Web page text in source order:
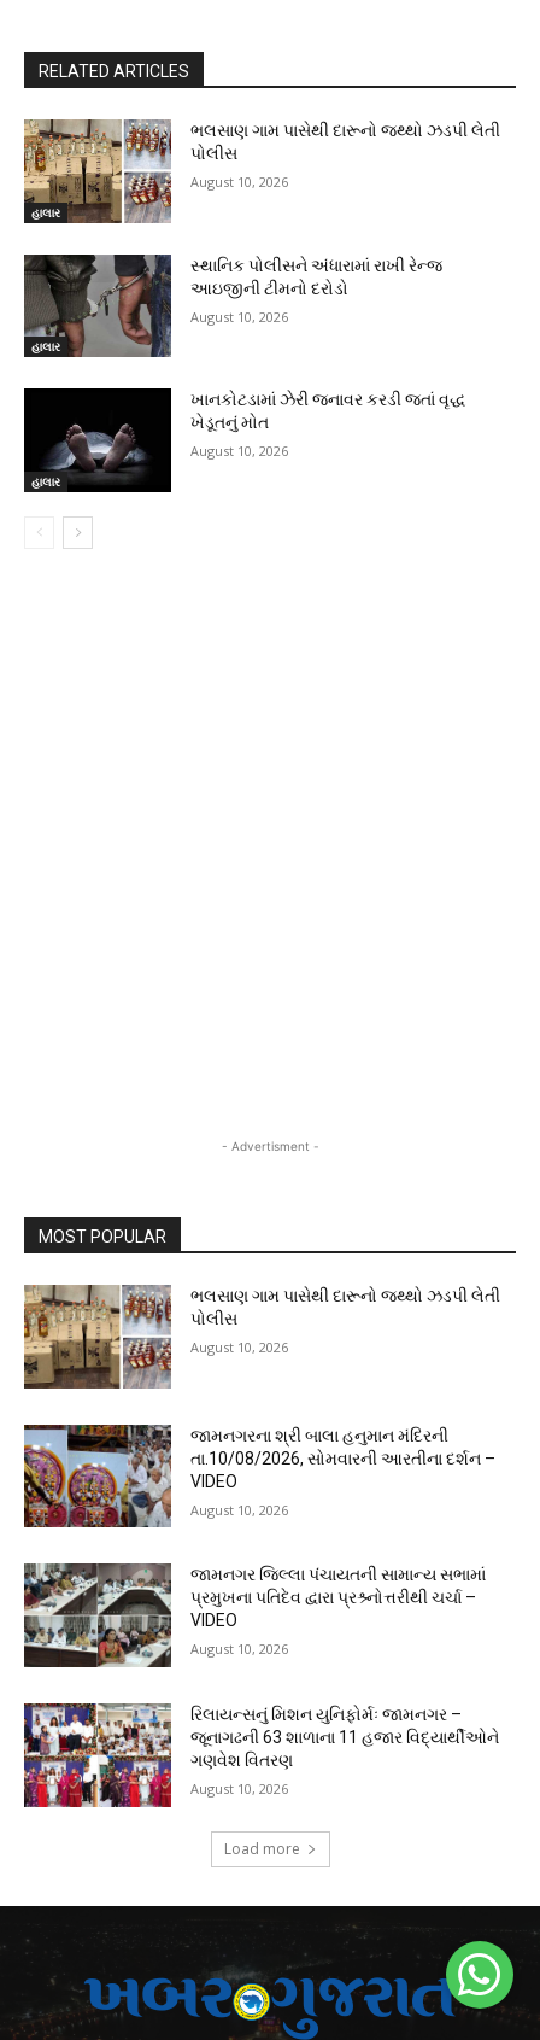
RELATED ARTICLES
હાલાર
ભલસાણ ગામ પાસેથી દારૂનો જથ્થો ઝડપી લેતી
પોલીસ
August 10, 2026
હાલાર
સ્થાનિક પોલીસને અંધારામાં રાખી રેન્જ
આઇજીની ટીમનો દરોડો
August 10, 2026
હાલાર
ખાનકોટડામાં ઝેરી જનાવર કરડી જતાં વૃદ્ધ
ખેડૂતનું મોત
August 10, 2026
- Advertisment -
MOST POPULAR
ભલસાણ ગામ પાસેથી દારૂનો જથ્થો ઝડપી લેતી
પોલીસ
August 10, 2026
જામનગરના શ્રી બાલા હનુમાન મંદિરની
તા.10/08/2026, સોમવારની આરતીના દર્શન –
VIDEO
August 10, 2026
જામનગર જિલ્લા પંચાયતની સામાન્ય સભામાં
પ્રમુખના પતિદેવ દ્વારા પ્રશ્ર્નોત્તરીથી ચર્ચા –
VIDEO
August 10, 2026
રિલાયન્સનું મિશન યુનિફોર્મઃ જામનગર –
જૂનાગઢની 63 શાળાના 11 હજાર વિદ્યાર્થીઓને
ગણવેશ વિતરણ
August 10, 2026
Load more